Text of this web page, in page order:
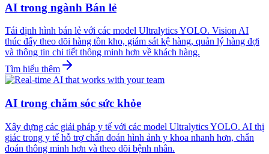
AI trong ngành Bán lẻ
Tái định hình bán lẻ với các model Ultralytics YOLO. Vision AI
thúc đẩy theo dõi hàng tồn kho, giám sát kệ hàng, quản lý hàng đợi
và thông tin chi tiết thông minh hơn về khách hàng.
Tìm hiểu thêm
AI trong chăm sóc sức khỏe
Xây dựng các giải pháp y tế với các model Ultralytics YOLO. AI thị
giác trong y tế hỗ trợ chẩn đoán hình ảnh y khoa nhanh hơn, chẩn
đoán thông minh hơn và theo dõi bệnh nhân.